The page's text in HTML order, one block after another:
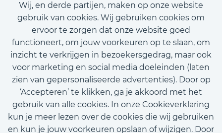
Wij, en derde partijen, maken op onze website
gebruik van cookies. Wij gebruiken cookies om
ervoor te zorgen dat onze website goed
functioneert, om jouw voorkeuren op te slaan, om
inzicht te verkrijgen in bezoekersgedrag, maar ook
voor marketing en social media doeleinden (laten
zien van gepersonaliseerde advertenties). Door op
‘Accepteren’ te klikken, ga je akkoord met het
gebruik van alle cookies. In onze Cookieverklaring
kun je meer lezen over de cookies die wij gebruiken
en kun je jouw voorkeuren opslaan of wijzigen. Door